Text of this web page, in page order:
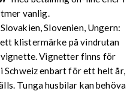
vanlig.
Slovenien, Ungern:
klistermärke på vindrutan
Vignetter finns för
enbart för ett helt år,
Tunga husbilar kan behöva